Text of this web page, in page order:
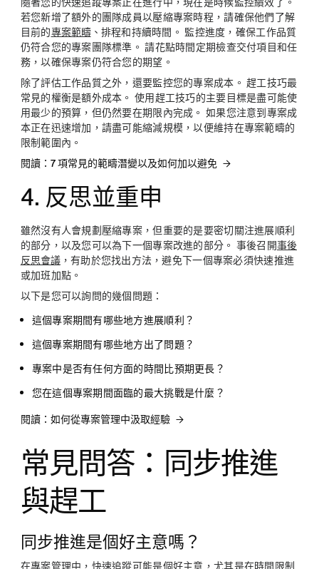
隨著您的快速追蹤專案正在進行中，現在是時候監控績效了。
若您新增了額外的團隊成員以壓縮專案時程，請確保他們了解
目前的專案範疇、排程和持續時間。 監控進度，確保工作品質
仍符合您的專案團隊標準。 請花點時間定期檢查交付項目和任
務，以確保專案仍符合您的期望。
除了評估工作品質之外，還要監控您的專案成本。 趕工技巧最
常見的權衡是額外成本。 使用趕工技巧的主要目標是盡可能使
用最少的預算，但仍然要在期限內完成。 如果您注意到專案成
本正在迅速增加，請盡可能縮減規模，以便維持在專案範疇的
限制範圍內。
閱讀：7 項常見的範疇潛變以及如何加以避免
4. 反思並重申
雖然沒有人會規劃壓縮專案，但重要的是要密切關注進展順利
的部分，以及您可以為下一個專案改進的部分。 事後召開事後
反思會議，有助於您找出方法，避免下一個專案必須快速推進
或加班加點。
以下是您可以詢問的幾個問題：
這個專案期間有哪些地方進展順利？
這個專案期間有哪些地方出了問題？
專案中是否有任何方面的時間比預期更長？
您在這個專案期間面臨的最大挑戰是什麼？
閱讀：如何從專案管理中汲取經驗
常見問答：同步推進
與趕工
同步推進是個好主意嗎？
在專案管理中，快速追蹤可能是個好主意，尤其是在時間限制